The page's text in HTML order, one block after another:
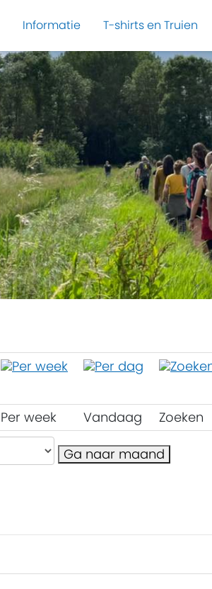
Informatie T-shirts en Truien
Per week Vandaag Zoeken
Ga naar maand